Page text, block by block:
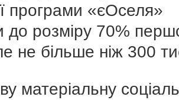
програми «єОселя»
до розміру 70%
не більше ніж 300
матеріальну